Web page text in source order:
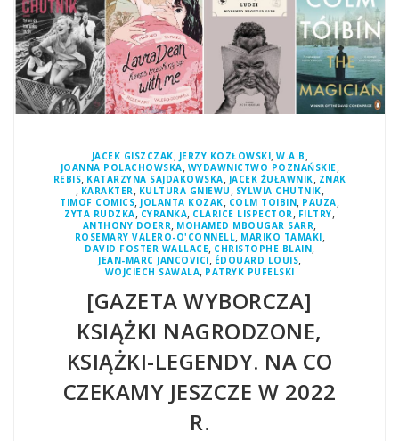
JACEK GISZCZAK, JERZY KOZŁOWSKI, W.A.B ,
JOANNA POLACHOWSKA, WYDAWNICTWO POZNAŃSKIE,
REBIS, KATARZYNA SAJDAKOWSKA, JACEK ŻUŁAWNIK, ZNAK
, KARAKTER , KULTURA GNIEWU , SYLWIA CHUTNIK,
TIMOF COMICS, JOLANTA KOZAK, COLM TOIBIN, PAUZA,
ZYTA RUDZKA,CYRANKA, CLARICE LISPECTOR , FILTRY,
ANTHONY DOERR, MOHAMED MBOUGAR SARR,
ROSEMARY VALERO-O'CONNELL, MARIKO TAMAKI,
DAVID FOSTER WALLACE, CHRISTOPHE BLAIN,
JEAN-MARC JANCOVICI, ÉDOUARD LOUIS,
WOJCIECH SAWALA, PATRYK PUFELSKI
[GAZETA WYBORCZA]
KSIĄŻKI NAGRODZONE,
KSIĄŻKI-LEGENDY. NA CO
CZEKAMY JESZCZE W 2022
R.